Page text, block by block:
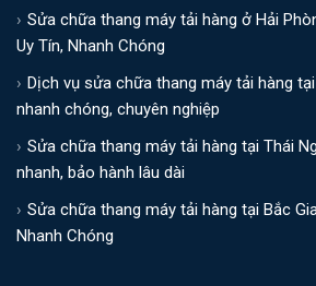
Sửa chữa thang máy tải hàng ở Hải
Uy Tín, Nhanh Chóng
Dịch vụ sửa chữa thang máy tải hàng
nhanh chóng, chuyên nghiệp
Sửa chữa thang máy tải hàng tại Thái
nhanh, bảo hành lâu dài
Sửa chữa thang máy tải hàng tại Bắc
Nhanh Chóng